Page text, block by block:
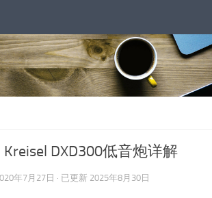
Kreisel DXD300低音炮详解
年7月27日 · 已更新 2025年8月30日